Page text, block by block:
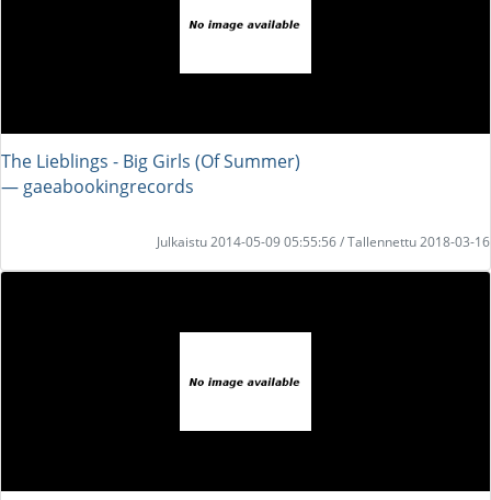
The Lieblings - Big Girls (Of Summer)
― gaeabookingrecords
Julkaistu 2014-05-09 05:55:56 / Tallennettu 2018-03-16